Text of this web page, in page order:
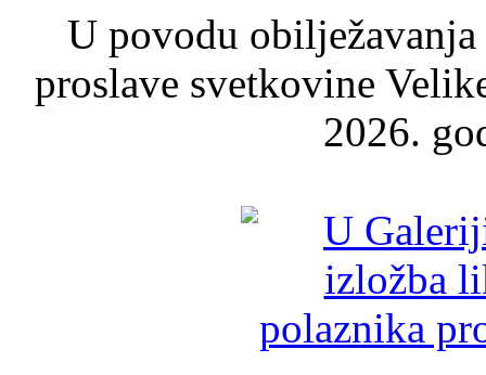
U povodu
proslave svetkovine
2026.